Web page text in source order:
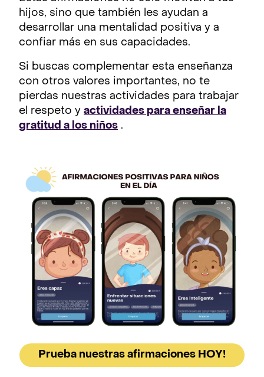
hijos, sino que también les ayudan a
desarrollar una mentalidad positiva y a
confiar más en sus capacidades.
Si buscas complementar esta enseñanza
con otros valores importantes, no te
pierdas nuestras actividades para trabajar
el respeto y actividades para enseñar la
gratitud a los niños .
Prueba nuestras afirmaciones HOY!